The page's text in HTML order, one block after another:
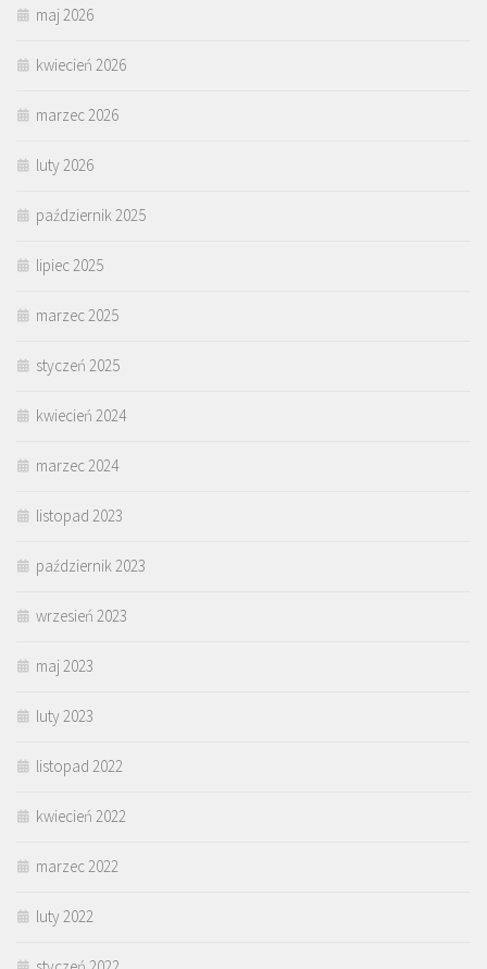
maj 2026
kwiecień 2026
marzec 2026
luty 2026
październik 2025
lipiec 2025
marzec 2025
styczeń 2025
kwiecień 2024
marzec 2024
listopad 2023
październik 2023
wrzesień 2023
maj 2023
luty 2023
listopad 2022
kwiecień 2022
marzec 2022
luty 2022